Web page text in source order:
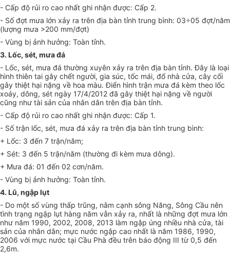
- Cấp độ rủi ro cao nhất ghi nhận được: Cấp 2.
- Số đợt mưa lớn xảy ra trên địa bàn tỉnh trung bình: 03÷05 đợt/năm
(lượng mưa >200 mm/đợt)
- Vùng bị ảnh hưởng: Toàn tỉnh.
3. Lốc, sét, mưa đá
- Lốc, sét, mưa đá thường xuyên xảy ra trên địa bàn tỉnh. Đây là loại
hình thiên tai gây chết người, gia súc, tốc mái, đổ nhà cửa, cây cối
gây thiệt hại nặng về hoa màu. Điển hình trận mưa đá kèm theo lốc
xoáy, dông, sét ngày 17/4/2012 đã gây thiệt hại nặng về người
cũng như tài sản của nhân dân trên địa bàn tỉnh.
- Cấp độ rủi ro cao nhất ghi nhận được: Cấp 1.
- Số trận lốc, sét, mưa đá xảy ra trên địa bàn tỉnh trung bình:
+ Lốc: 3 đến 7 trận/năm;
+ Sét: 3 đến 5 trận/năm (thường đi kèm mưa dông).
+ Mưa đá: 01 đến 02 cơn/năm.
- Vùng bị ảnh hưởng: Toàn tỉnh.
4. Lũ, ngập lụt
- Do một số vùng thấp trũng, nằm cạnh sông Năng, Sông Cầu nên
tình trạng ngập lụt hàng năm vẫn xảy ra, nhất là những đợt mưa lớn
như năm 1990, 2002, 2008, 2013 làm ngập úng nhiều nhà cửa, tài
sản của nhân dân; mực nước ngập cao nhất là năm 1986, 1990,
2006 với mực nước tại Cầu Phà đều trên báo động III từ 0,5 đến
2,6m.